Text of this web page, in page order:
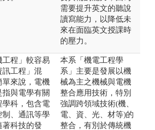
需要提升英文的聽說
讀寫能力，以降低未
來在面臨英文授課時
的壓力。
工程」較容易
訊工程」混
單來說，電機
指與電學有關
學科，包含電
制、通訊等學
著科技的發
本系「機電工程學
系」主要是發展以機
械為主之機械與電機
整合應用技術，特別
強調跨領域技術(機、
電、資、光、材等)的
整合，有別於傳統機